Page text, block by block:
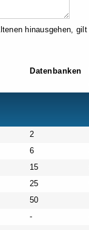
hinausgehen, gilt
Datenbanken
2
6
15
25
50
-